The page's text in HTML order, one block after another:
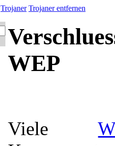
Trojaner Trojaner entfernen
WEP
Viele